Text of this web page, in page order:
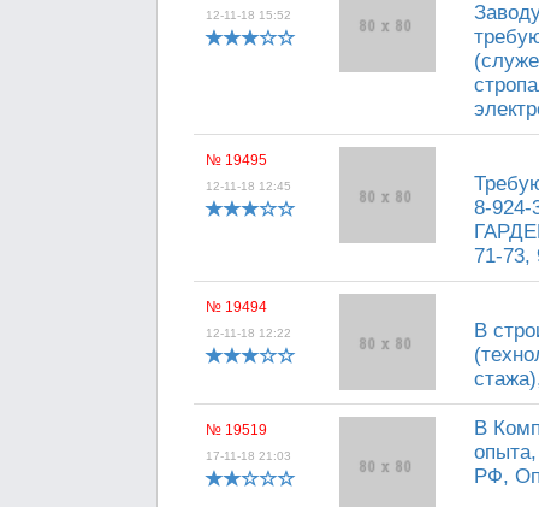
12-11-18 15:52
№ 19495
12-11-18 12:45
8-924-
71-73,
№ 19494
12-11-18 12:22
В
№ 19519
17-11-18 21:03
В
РФ,